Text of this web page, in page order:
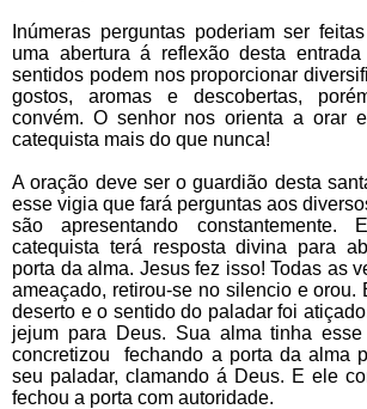
Inúmeras perguntas poderiam ser
uma abertura á reflexão desta
sentidos podem nos proporcionar
gostos, aromas e descobertas,
convém. O senhor nos orienta a orar
catequista mais do que nunca!
A oração deve ser o guardião desta
esse vigia que fará perguntas aos
são apresentando
catequista terá resposta divina para
porta da alma. Jesus fez isso! Todas as
ameaçado, retirou-se no silencio e orou.
deserto e o sentido do paladar foi
jejum para Deus. Sua alma tinha
concretizou fechando a porta da alma
seu paladar, clamando á Deus. E ele
fechou a porta com autoridade.